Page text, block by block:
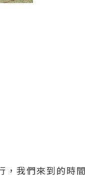
我們來到的時